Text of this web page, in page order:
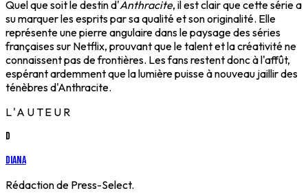
Quel que soit le destin d'Anthracite, il est clair que cette série a
su marquer les esprits par sa qualité et son originalité. Elle
représente une pierre angulaire dans le paysage des séries
françaises sur Netflix, prouvant que le talent et la créativité ne
connaissent pas de frontières. Les fans restent donc à l'affût,
espérant ardemment que la lumière puisse à nouveau jaillir des
ténèbres d'Anthracite.
L'AUTEUR
D
Diana
Rédaction de Press-Select.